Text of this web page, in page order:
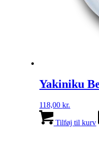
Yakiniku
118,00kr.
Tilføj til kurv